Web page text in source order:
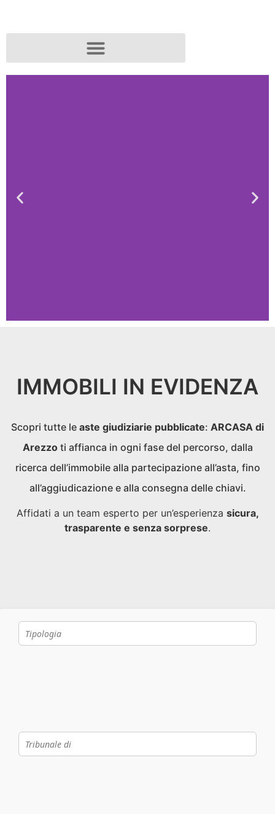
IMMOBILI IN EVIDENZA
Scopri tutte le aste giudiziarie pubblicate: ARCASA di
Arezzoti affianca in ogni fase del percorso, dalla
ricerca dell’immobile alla partecipazione all’asta, fino
all’aggiudicazione e alla consegna delle chiavi.
Affidati a un team esperto per un’esperienza sicura,
trasparente e senza sorprese.